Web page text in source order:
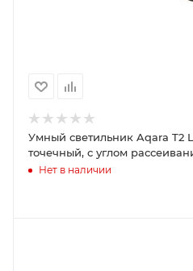
Умный светильник Aqara T2
точечный, с углом
Нет в наличии